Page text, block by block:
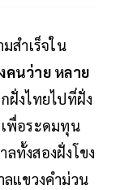
สำเร็จใน
คนว่าย หลาย
ฝั่งไทยไปที่ฝั่ง
เพื่อระดมทุน
ทั้งสองฝั่งโขง
แขวงคำม่วน